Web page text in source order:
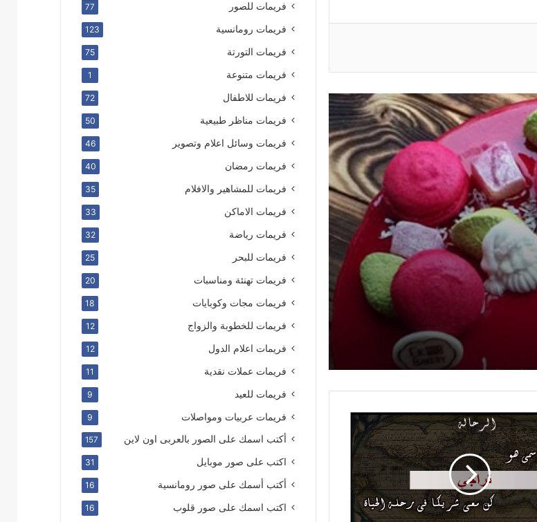
صور اسم يحيى على تورتة عيد ميلاد سعيد
صور اسم يحيى على القمر
صور اسم يحيى صور لاسم يحيى صور
رومانسية
فريمات للصور 77
فريمات رومانسية 123
فريمات التورتة 75
فريمات متنوعة 1
فريمات للاطفال 72
فريمات مناظر طبيعية 50
فريمات وسائل اعلام وتصوير 46
فريمات رمضان 40
فريمات للمشاهير والافلام 35
فريمات الاماكن 33
فريمات رياضة 32
فريمات للبحر 25
فريمات تهنئة ومناسبات 20
فريمات مجات وكوبايات 18
فريمات للخطوبة والزواج 12
فريمات اعلام الدول 12
فريمات عملات نقدية 11
فريمات للعيد 9
فريمات عربيات ومواصلات 9
أكتب اسمك على الصور بالعربى اون لاين 157
اكتب على صور موبايل 31
أكتب أسمك على صور رومانسية 16
اكتب اسمك على صور قلوب 16